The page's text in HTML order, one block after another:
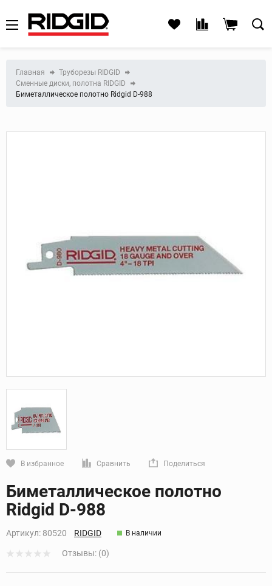
Главная
Труборезы RIDGID
Сменные диски, полотна RIDGID
Биметаллическое полотно Ridgid D-988
В избранное Сравнить Поделиться
Биметаллическое полотно
Ridgid D-988
Артикул: 80520 RIDGID В наличии
Отзывы: (0)